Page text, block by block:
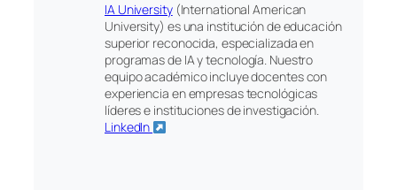
IA University(International American
University) es una institución de educación
superior reconocida, especializada en
programas de IA y tecnología. Nuestro
equipo académico incluye docentes con
experiencia en empresas tecnológicas
líderes e instituciones de investigación.
LinkedIn